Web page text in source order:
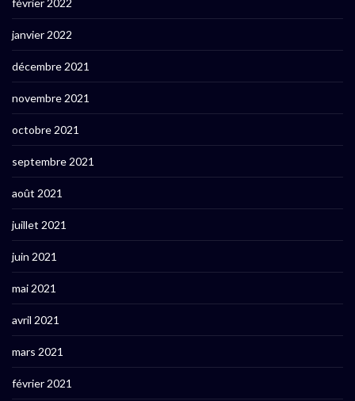
février 2022
janvier 2022
décembre 2021
novembre 2021
octobre 2021
septembre 2021
août 2021
juillet 2021
juin 2021
mai 2021
avril 2021
mars 2021
février 2021